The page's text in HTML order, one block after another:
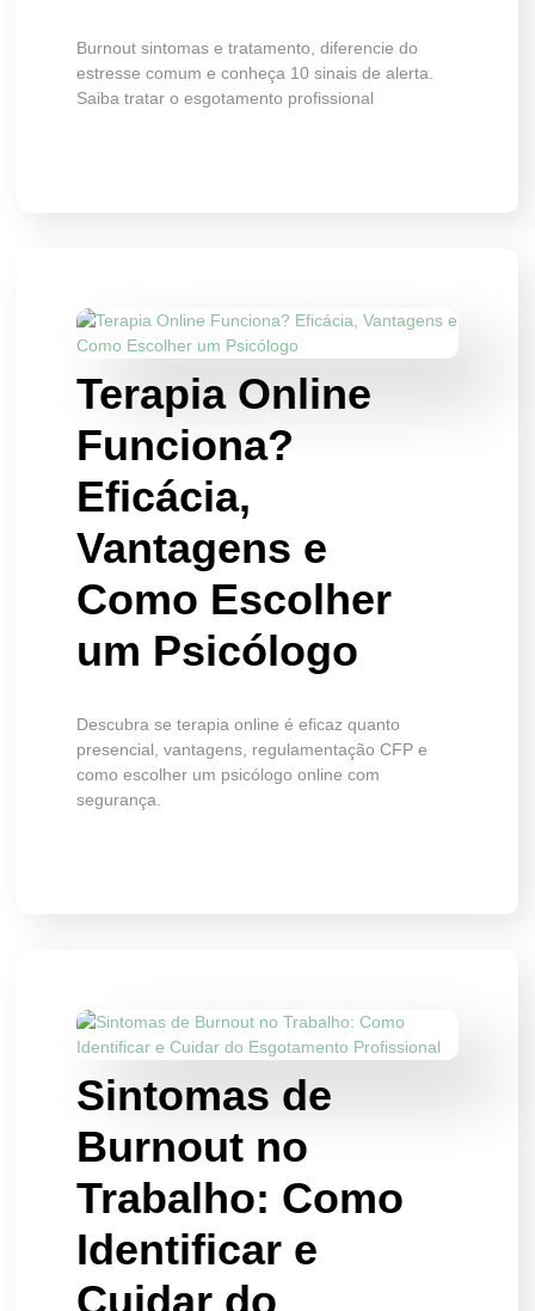
Burnout sintomas e tratamento, diferencie do
estresse comum e conheça 10 sinais de alerta.
Saiba tratar o esgotamento profissional
Terapia Online
Funciona?
Eficácia,
Vantagens e
Como Escolher
um Psicólogo
Descubra se terapia online é eficaz quanto
presencial, vantagens, regulamentação CFP e
como escolher um psicólogo online com
segurança.
Sintomas de
Burnout no
Trabalho: Como
Identificar e
Cuidar do